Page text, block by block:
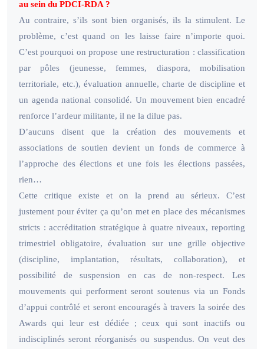
au sein du PDCI-RDA ?
Au contraire, s’ils sont bien organisés, ils la stimulent. Le
problème, c’est quand on les laisse faire n’importe quoi.
C’est pourquoi on propose une restructuration : classification
par pôles (jeunesse, femmes, diaspora, mobilisation
territoriale, etc.), évaluation annuelle, charte de discipline et
un agenda national consolidé. Un mouvement bien encadré
renforce l’ardeur militante, il ne la dilue pas.
D’aucuns disent que la création des mouvements et
associations de soutien devient un fonds de commerce à
l’approche des élections et une fois les élections passées,
rien…
Cette critique existe et on la prend au sérieux. C’est
justement pour éviter ça qu’on met en place des mécanismes
stricts : accréditation stratégique à quatre niveaux, reporting
trimestriel obligatoire, évaluation sur une grille objective
(discipline, implantation, résultats, collaboration), et
possibilité de suspension en cas de non-respect. Les
mouvements qui performent seront soutenus via un Fonds
d’appui contrôlé et seront encouragés à travers la soirée des
Awards qui leur est dédiée ; ceux qui sont inactifs ou
indisciplinés seront réorganisés ou suspendus. On veut des